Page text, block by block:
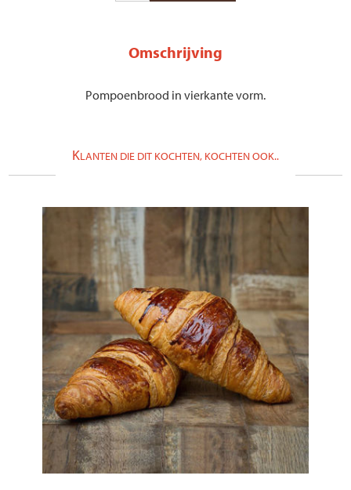
Omschrijving
Pompoenbrood in vierkante vorm.
KLANTEN DIE DIT KOCHTEN, KOCHTEN OOK..